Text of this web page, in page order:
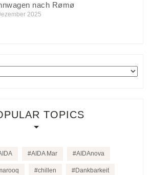
nach Rømø
2025
TOPICS
AIDA Mar AIDAnova
chillen Dankbarkeit